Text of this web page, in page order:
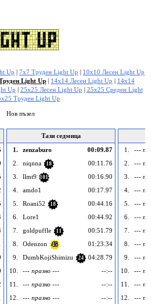
Up 7x7 Труден Light Up
10x10 Лесен Light Up
Light Up 14x14 Лесен Light Up
14x14
Up 25x25 Лесен Light Up
25x25 Среден Light
Труден Light Up
Нов пъзел
Тази седмица
1.
zenzaburo
00:09.87
2.
niqnna 18
00:11.76
3.
llmt9 101
00:16.90
4.
amdo1
00:17.97
5.
Roani52 18
00:44.16
6.
Lore1
00:44.92
7.
goldpuffle 11
00:51.79
8.
Odenzon 45
01:23.34
9.
DumbKojiShimizu 24
04:28.79
10.
--- празно ---
--:--
11.
--- празно ---
--:--
12.
--- празно ---
--:--
1.
---
2.
---
3.
---
4.
---
5.
---
6.
---
7.
---
8.
---
9.
---
10.
---
11.
---
12.
---